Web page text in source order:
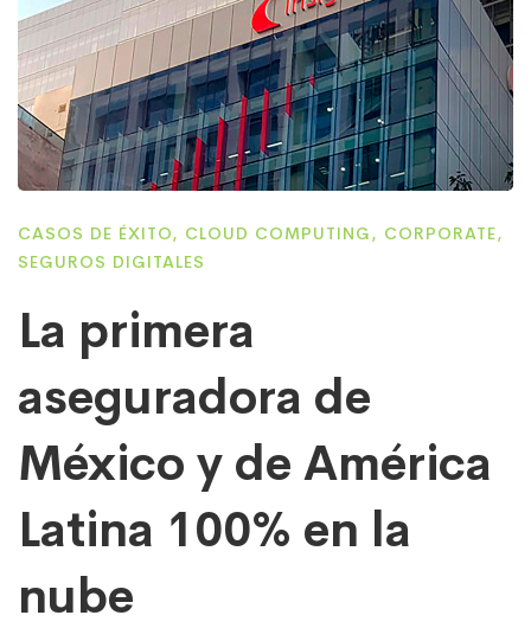
CASOS DE ÉXITO, CLOUD COMPUTING, CORPORATE,
SEGUROS DIGITALES
La primera
aseguradora de
México y de América
Latina 100% en la
nube